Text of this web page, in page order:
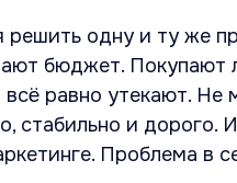
решить одну и ту же
бюджет.
равно утекают. Не
стабильно и дорого.
Проблема в